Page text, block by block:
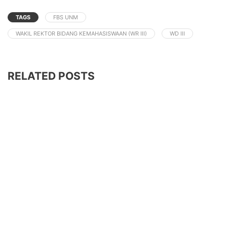
TAGS FBS UNM
WAKIL REKTOR BIDANG KEMAHASISWAAN (WR III) WD III
RELATED POSTS